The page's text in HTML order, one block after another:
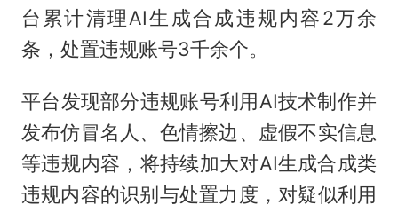
台累计清理AI生成合成违规内容2万余
条，处置违规账号3千余个。
平台发现部分违规账号利用AI技术制作并
发布仿冒名人、色情擦边、虚假不实信息
等违规内容，将持续加大对AI生成合成类
违规内容的识别与处置力度，对疑似利用